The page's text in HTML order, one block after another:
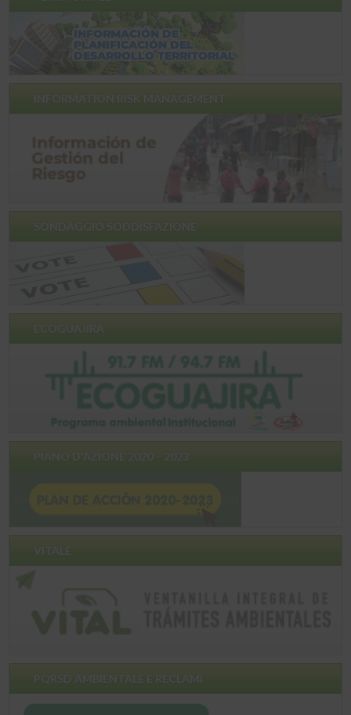
INFORMATION RISK MANAGEMENT
SONDAGGIO SODDISFAZIONE
ECOGUAJIRA
PIANO D'AZIONE 2020 – 2023
VITALE
PQRSD AMBIENTALE E RECLAMI